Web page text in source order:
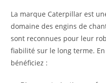
La marque Caterpillar est
domaine des engins de
sont reconnues pour leur
fiabilité sur le long terme.
bénéficiez :